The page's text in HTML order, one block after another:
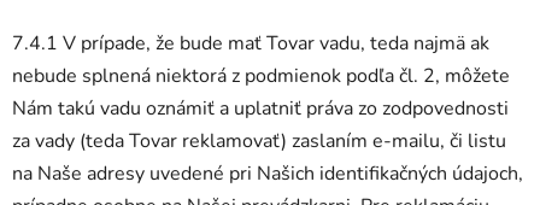
7.4.1 V prípade, že bude mať Tovar vadu, teda najmä ak
nebude splnená niektorá z podmienok podľa čl. 2, môžete
Nám takú vadu oznámiť a uplatniť práva zo zodpovednosti
za vady (teda Tovar reklamovať) zaslaním e-mailu, či listu
na Naše adresy uvedené pri Našich identifikačných údajoch,